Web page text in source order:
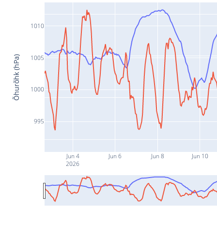
Jun 4
2026
Jun 6 Jun 8 Jun 10
995
1000
1005
1010
Õhurõhk (hPa)